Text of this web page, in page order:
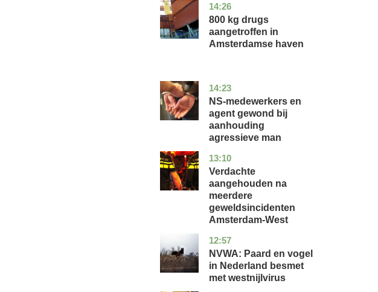
14:26
noord-
holland
nieuws
800 kg drugs
aangetroffen in
Amsterdamse haven
14:23
flevoland
nieuws
NS-medewerkers en
agent gewond bij
aanhouding
agressieve man
13:10
noord-
holland
nieuws
Verdachte
aangehouden na
meerdere
geweldsincidenten
Amsterdam-West
12:57
utrecht
nieuws
NVWA: Paard en vogel
in Nederland besmet
met westnijlvirus